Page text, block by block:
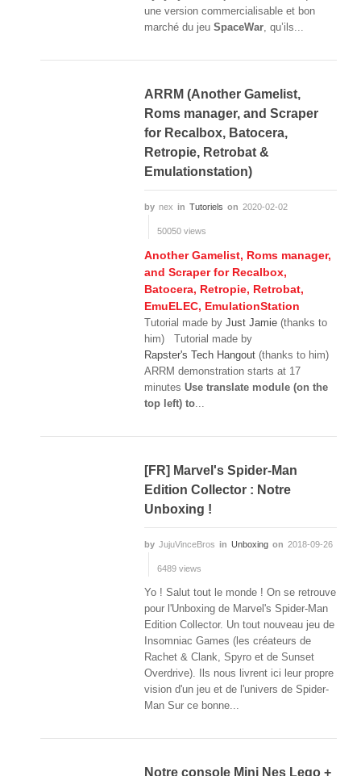
une version commercialisable et bon
marché du jeu SpaceWar, qu’ils...
ARRM (Another Gamelist,
Roms manager, and Scraper
for Recalbox, Batocera,
Retropie, Retrobat &
Emulationstation)
by nex in Tutoriels on 2020-02-02
50050 views
Another Gamelist, Roms manager,
and Scraper for Recalbox,
Batocera, Retropie, Retrobat,
EmuELEC, EmulationStation
Tutorial made by Just Jamie(thanks to
him) Tutorial made by
Rapster's Tech Hangout(thanks to him)
ARRM demonstration starts at 17
minutes Use translate module (on the
top left) to...
[FR] Marvel's Spider-Man
Edition Collector : Notre
Unboxing !
by JujuVinceBros in Unboxing on 2018-09-26
6489 views
Yo ! Salut tout le monde ! On se retrouve
pour l'Unboxing de Marvel's Spider-Man
Edition Collector. Un tout nouveau jeu de
Insomniac Games (les créateurs de
Rachet & Clank, Spyro et de Sunset
Overdrive). Ils nous livrent ici leur propre
vision d'un jeu et de l'univers de Spider-
Man Sur ce bonne...
Notre console Mini Nes Lego +